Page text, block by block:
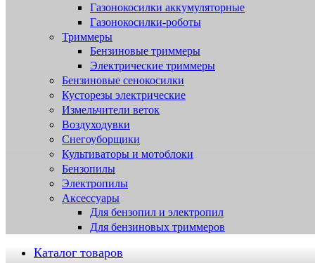
Газонокосилки аккумуляторные
Газонокосилки-роботы
Триммеры
Бензиновые триммеры
Электрические триммеры
Бензиновые сенокосилки
Кусторезы электрические
Измельчители веток
Воздуходувки
Снегоуборщики
Культиваторы и мотоблоки
Бензопилы
Электропилы
Аксессуары
Для бензопил и электропил
Для бензиновых триммеров
Каталог товаров